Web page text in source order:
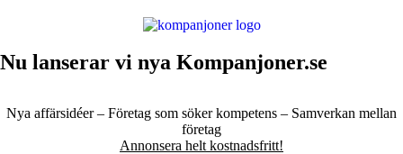
Nu lanserar vi nya Kompanjoner.se
Nya affärsidéer – Företag som söker kompetens – Samverkan mellan
företag
Annonsera helt kostnadsfritt!